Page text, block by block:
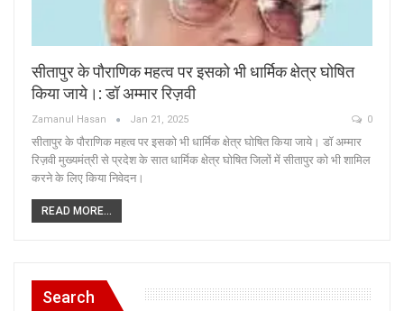
सीतापुर के पौराणिक महत्व पर इसको भी धार्मिक क्षेत्र घोषित
किया जाये।: डॉ अम्मार रिज़वी
Zamanul Hasan Jan 21, 2025 0
सीतापुर के पौराणिक महत्व पर इसको भी धार्मिक क्षेत्र घोषित किया जाये। डॉ अम्मार
रिज़वी मुख्यमंत्री से प्रदेश के सात धार्मिक क्षेत्र घोषित जिलों में सीतापुर को भी शामिल
करने के लिए किया निवेदन।
READ MORE...
Search